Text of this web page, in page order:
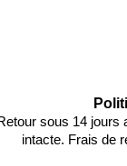
sous 14 jours
intacte. Frais de